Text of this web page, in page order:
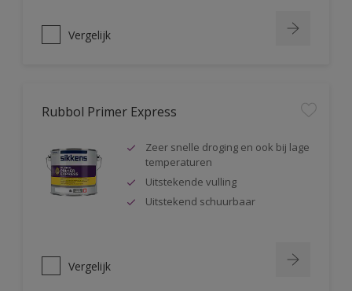
Vergelijk
Rubbol Primer Express
Zeer snelle droging en ook bij lage
temperaturen
Uitstekende vulling
Uitstekend schuurbaar
Vergelijk